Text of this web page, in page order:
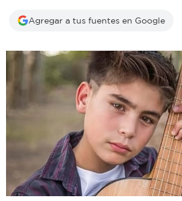
Agregar a tus fuentes en Google